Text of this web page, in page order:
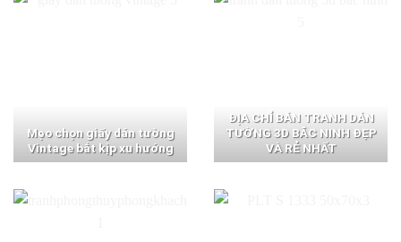
Mẹo chọn giấy dán tường
Vintage bắt kịp xu hướng
ĐỊA CHỈ BÁN TRANH DÁN
TƯỜNG 3D BẮC NINH ĐẸP
VÀ RẺ NHẤT